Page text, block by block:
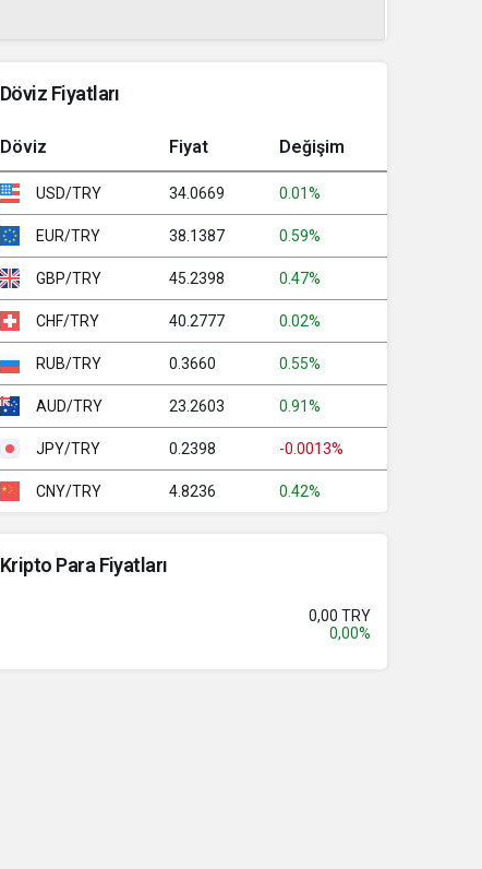
Döviz Fiyatları
Döviz Fiyat Değişim
USD/TRY 34.0669 0.01%
EUR/TRY 38.1387 0.59%
GBP/TRY 45.2398 0.47%
CHF/TRY 40.2777 0.02%
RUB/TRY 0.3660 0.55%
AUD/TRY 23.2603 0.91%
JPY/TRY 0.2398 -0.0013%
CNY/TRY 4.8236 0.42%
Kripto Para Fiyatları
0,00 TRY
0,00%